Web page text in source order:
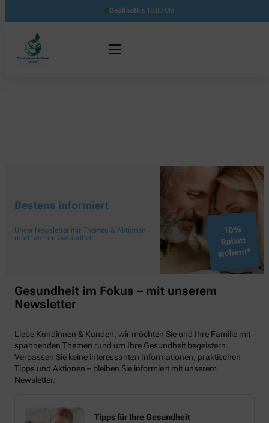
Geöffnetbis 18:00 Uhr
Bestens informiert
Unser Newsletter mit Themen & Aktionen
rund um Ihre Gesundheit
10%
Rabatt
sichern*
Gesundheit im Fokus – mit unserem
Newsletter
Liebe Kundinnen & Kunden, wir möchten Sie und Ihre Familie mit
spannenden Themen rund um Ihre Gesundheit begeistern.
Verpassen Sie keine interessanten Informationen, praktischen
Tipps und Aktionen – bleiben Sie informiert mit unserem
Newsletter.
Tipps für Ihre Gesundheit